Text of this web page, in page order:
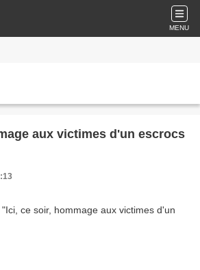
MENU
aux victimes d'un escrocs